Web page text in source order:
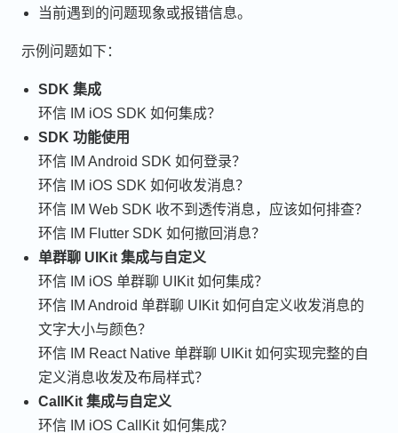
当前遇到的问题现象或报错信息。
示例问题如下：
SDK 集成
环信 IM iOS SDK 如何集成？
SDK 功能使用
环信 IM Android SDK 如何登录？
环信 IM iOS SDK 如何收发消息？
环信 IM Web SDK 收不到透传消息，应该如何排查？
环信 IM Flutter SDK 如何撤回消息？
单群聊 UIKit 集成与自定义
环信 IM iOS 单群聊 UIKit 如何集成？
环信 IM Android 单群聊 UIKit 如何自定义收发消息的
文字大小与颜色？
环信 IM React Native 单群聊 UIKit 如何实现完整的自
定义消息收发及布局样式？
CallKit 集成与自定义
环信 IM iOS CallKit 如何集成？